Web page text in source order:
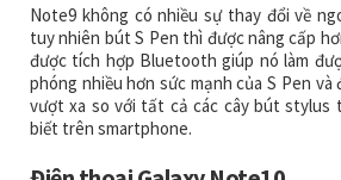
Note9 không có nhiều sự thay đổi về
tuy nhiên bút S Pen thì được nâng cấp
được tích hợp Bluetooth giúp nó làm
phóng nhiều hơn sức mạnh của S Pen
vượt xa so với tất cả các cây bút stylus
biết trên smartphone.